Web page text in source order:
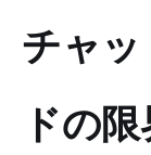
チャッ
ドの